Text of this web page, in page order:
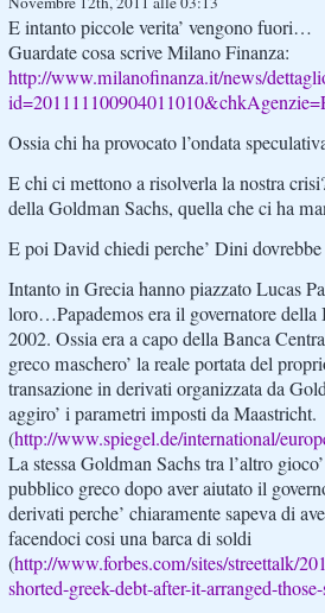
E intanto piccole verita’ vengono fuori…
Guardate cosa scrive Milano Finanza:
http://www.milanofinanza.it/news/
Ossia chi ha provocato l’ondata
E chi ci mettono a risolverla la nostra
della Goldman Sachs, quella che ci ha
E poi David chiedi perche’ Dini
Intanto in Grecia hanno piazzato Lucas
loro…Papademos era il governatore della
2002. Ossia era a capo della Banca
greco maschero’ la reale portata del
transazione in derivati organizzata da
aggiro’ i parametri imposti da Maastricht.
(http://www.spiegel.de/international/
La stessa Goldman Sachs tra l’altro
pubblico greco dopo aver aiutato il
derivati perche’ chiaramente sapeva di
facendoci cosi una barca di soldi
(http://www.forbes.com/sites/streettalk/
shorted-greek-debt-after-it-arranged-